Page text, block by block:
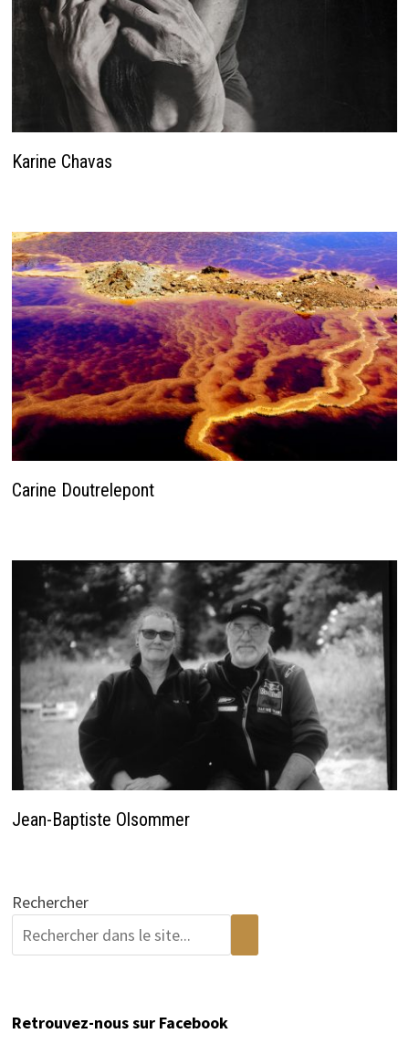
Karine Chavas
Carine Doutrelepont
Jean-Baptiste Olsommer
Rechercher
Retrouvez-nous sur Facebook